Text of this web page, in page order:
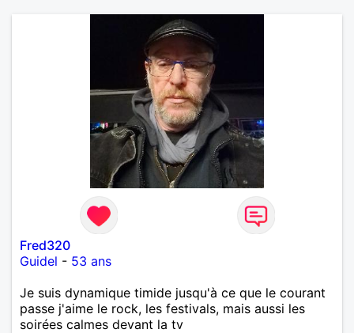
Fred320
Guidel - 53 ans
Je suis dynamique timide jusqu'à ce que le courant
passe j'aime le rock, les festivals, mais aussi les
soirées calmes devant la tv